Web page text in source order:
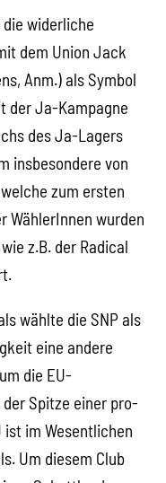
widerliche
dem Union Jack
Anm.) als Symbol
der Ja-Kampagne
des Ja-Lagers
insbesondere von
zum ersten
WählerInnen wurden
z.B. der Radical
wählte die SNP als
eine andere
die EU-
Spitze einer pro-
ist im Wesentlichen
Um diesem Club